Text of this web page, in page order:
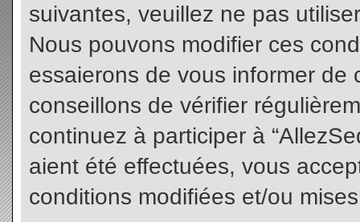
suivantes, veuillez ne pas
Nous pouvons modifier ces
essaierons de vous informer
conseillons de vérifier
continuez à participer à
aient été effectuées, vous
conditions modifiées et/ou